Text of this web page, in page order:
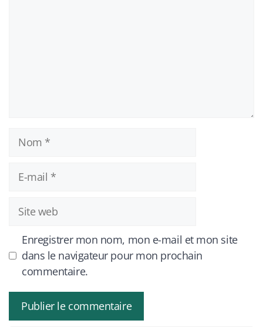
mail
Site
web
Enregistrer mon nom, mon e-mail et mon site
dans le navigateur pour mon prochain
commentaire.